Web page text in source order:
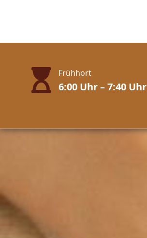
Frühhort
6:00 Uhr – 7:40 Uhr